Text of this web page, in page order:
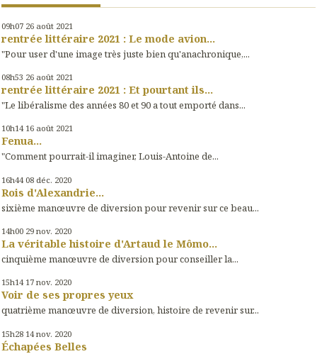
09h07 26 août 2021
rentrée littéraire 2021 : Le mode avion...
"Pour user d'une image très juste bien qu'anachronique,...
08h53 26 août 2021
rentrée littéraire 2021 : Et pourtant ils...
"Le libéralisme des années 80 et 90 a tout emporté dans...
10h14 16 août 2021
Fenua...
"Comment pourrait-il imaginer, Louis-Antoine de...
16h44 08 déc. 2020
Rois d'Alexandrie...
sixième manœuvre de diversion pour revenir sur ce beau...
14h00 29 nov. 2020
La véritable histoire d'Artaud le Mômo...
cinquième manœuvre de diversion pour conseiller la...
15h14 17 nov. 2020
Voir de ses propres yeux
quatrième manœuvre de diversion, histoire de revenir sur...
15h28 14 nov. 2020
Échapées Belles